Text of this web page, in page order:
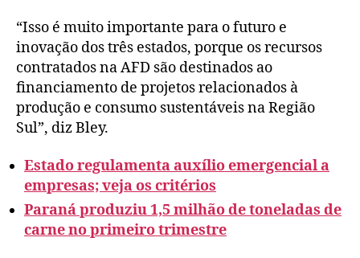
“Isso é muito importante para o futuro e
inovação dos três estados, porque os recursos
contratados na AFD são destinados ao
financiamento de projetos relacionados à
produção e consumo sustentáveis na Região
Sul”, diz Bley.
Estado regulamenta auxílio emergencial a
empresas; veja os critérios
Paraná produziu 1,5 milhão de toneladas de
carne no primeiro trimestre